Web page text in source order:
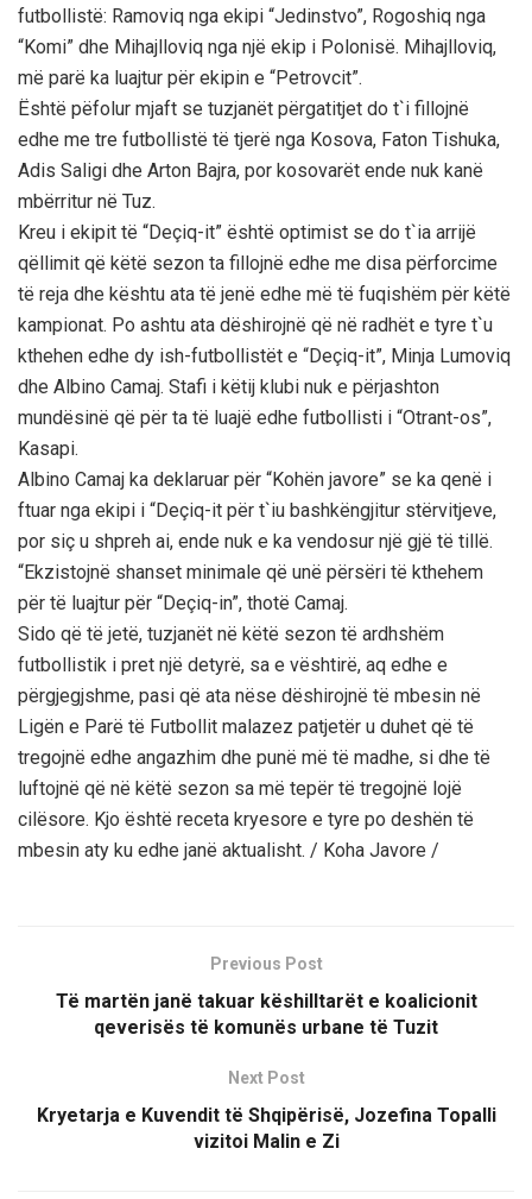
futbollistë: Ramoviq nga ekipi “Jedinstvo”, Rogoshiq nga
“Komi” dhe Mihajlloviq nga një ekip i Polonisë. Mihajlloviq,
më parë ka luajtur për ekipin e “Petrovcit”.
Është pëfolur mjaft se tuzjanët përgatitjet do t`i fillojnë
edhe me tre futbollistë të tjerë nga Kosova, Faton Tishuka,
Adis Saligi dhe Arton Bajra, por kosovarët ende nuk kanë
mbërritur në Tuz.
Kreu i ekipit të “Deçiq-it” është optimist se do t`ia arrijë
qëllimit që këtë sezon ta fillojnë edhe me disa përforcime
të reja dhe kështu ata të jenë edhe më të fuqishëm për këtë
kampionat. Po ashtu ata dëshirojnë që në radhët e tyre t`u
kthehen edhe dy ish-futbollistët e “Deçiq-it”, Minja Lumoviq
dhe Albino Camaj. Stafi i këtij klubi nuk e përjashton
mundësinë që për ta të luajë edhe futbollisti i “Otrant-os”,
Kasapi.
Albino Camaj ka deklaruar për “Kohën javore” se ka qenë i
ftuar nga ekipi i “Deçiq-it për t`iu bashkëngjitur stërvitjeve,
por siç u shpreh ai, ende nuk e ka vendosur një gjë të tillë.
“Ekzistojnë shanset minimale që unë përsëri të kthehem
për të luajtur për “Deçiq-in”, thotë Camaj.
Sido që të jetë, tuzjanët në këtë sezon të ardhshëm
futbollistik i pret një detyrë, sa e vështirë, aq edhe e
përgjegjshme, pasi që ata nëse dëshirojnë të mbesin në
Ligën e Parë të Futbollit malazez patjetër u duhet që të
tregojnë edhe angazhim dhe punë më të madhe, si dhe të
luftojnë që në këtë sezon sa më tepër të tregojnë lojë
cilësore. Kjo është receta kryesore e tyre po deshën të
mbesin aty ku edhe janë aktualisht. / Koha Javore /
Previous Post
Të martën janë takuar këshilltarët e koalicionit
qeverisës të komunës urbane të Tuzit
Next Post
Kryetarja e Kuvendit të Shqipërisë, Jozefina Topalli
vizitoi Malin e Zi